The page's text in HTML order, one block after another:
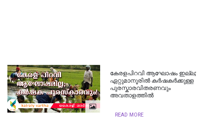
കേരളപിറവി ആഘോഷം ഇല്ല;
ഏറ്റുമാനൂരില്‍ കര്‍ഷകര്‍ക്കുള്ള
പുരസ്കാരവിതരണവും
അവതാളത്തില്‍
READ MORE